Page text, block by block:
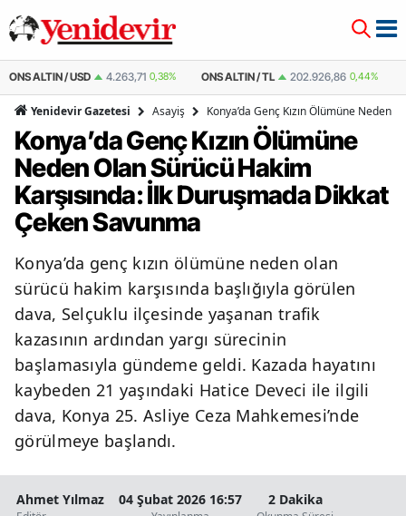
/ USD 4.263,71 0,38% ONS ALTIN / TL 202.926,86 0,44% ÇEYREK
Yenidevir Gazetesi Asayiş Konya’da Genç Kızın Ölümüne Neden
Konya’da Genç Kızın Ölümüne
Neden Olan Sürücü Hakim
Karşısında: İlk Duruşmada Dikkat
Çeken Savunma
Konya’da genç kızın ölümüne neden olan
sürücü hakim karşısında başlığıyla görülen
dava, Selçuklu ilçesinde yaşanan trafik
kazasının ardından yargı sürecinin
başlamasıyla gündeme geldi. Kazada hayatını
kaybeden 21 yaşındaki Hatice Deveci ile ilgili
dava, Konya 25. Asliye Ceza Mahkemesi’nde
görülmeye başlandı.
Ahmet Yılmaz 04 Şubat 2026 16:57 2 Dakika